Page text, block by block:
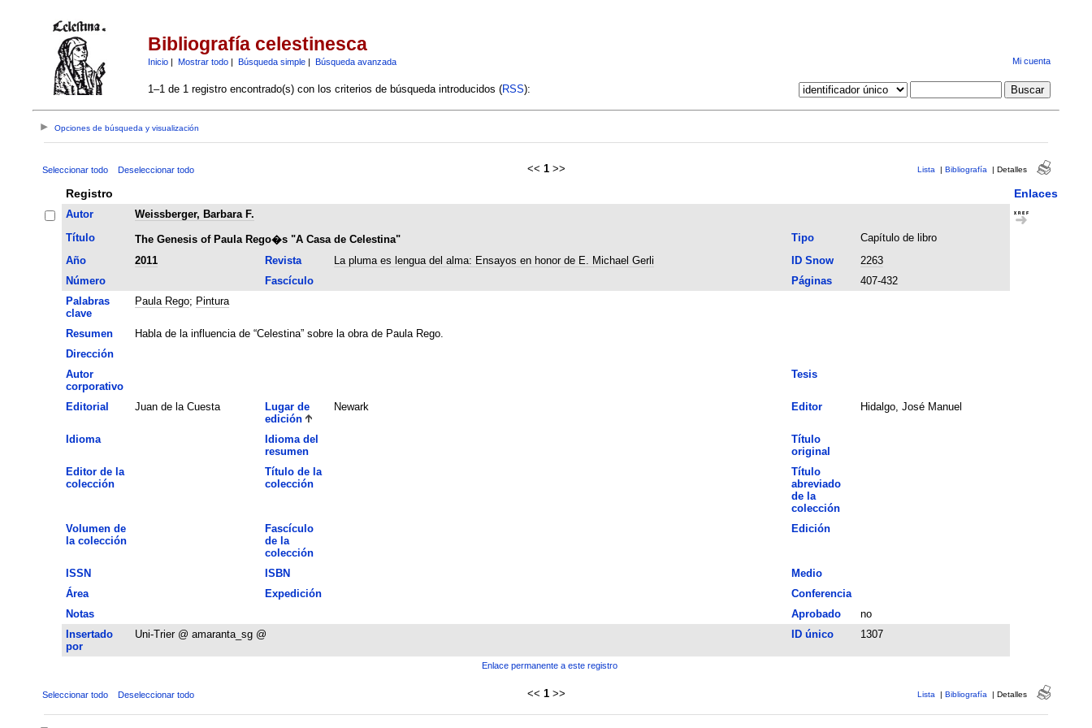
Bibliografía celestinesca
Inicio| Mostrar todo| Búsqueda simple| Búsqueda avanzada Mi cuenta
1–1 de 1 registro encontrado(s) con los criterios de búsqueda introducidos (RSS):
Opciones de búsqueda y visualización
Seleccionar todo Deseleccionar todo << 1 >> Lista | Bibliografía | Detalles
Registro Enlaces
Autor
Weissberger, Barbara F.
Título
The Genesis of Paula Rego�s "A Casa de Celestina" Tipo
Capítulo de libro
Año
2011 Revista La pluma es lengua del alma: Ensayos en honor de E. Michael Gerli ID Snow
2263
Número
Fascículo Páginas
407-432
Palabras
clave
Paula Rego; Pintura
Resumen
Habla de la influencia de “Celestina” sobre la obra de Paula Rego.
Dirección
Autor
corporativo
Tesis
Editorial Juan de la Cuesta
Lugar de
edición
Newark Editor Hidalgo, José Manuel
Idioma
Idioma del
resumen
Título
original
Editor de la
colección
Título de la
colección
Título
abreviado
de la
colección
Volumen de
la colección
Fascículo
de la
colección
Edición
ISSN ISBN
Medio
Área
Expedición
Conferencia
Notas
Aprobado
no
Insertado
por
Uni-Trier @ amaranta_sg @ ID único 1307
Enlace permanente a este registro
Seleccionar todo Deseleccionar todo << 1 >> Lista | Bibliografía | Detalles